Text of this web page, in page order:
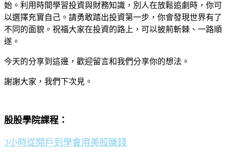
始。利用時間學習投資與財務知識，別人在放鬆追劇時，你可
以選擇充實自己。請勇敢踏出投資第一步，你會發現世界有了
不同的面貌。祝福大家在投資的路上，可以披荊斬棘、一路順
遂。
今天的分享到這邊，歡迎留言和我們分享你的想法。
謝謝大家，我們下次見。
股股學院課程：
3小時從開戶到學會用美股賺錢